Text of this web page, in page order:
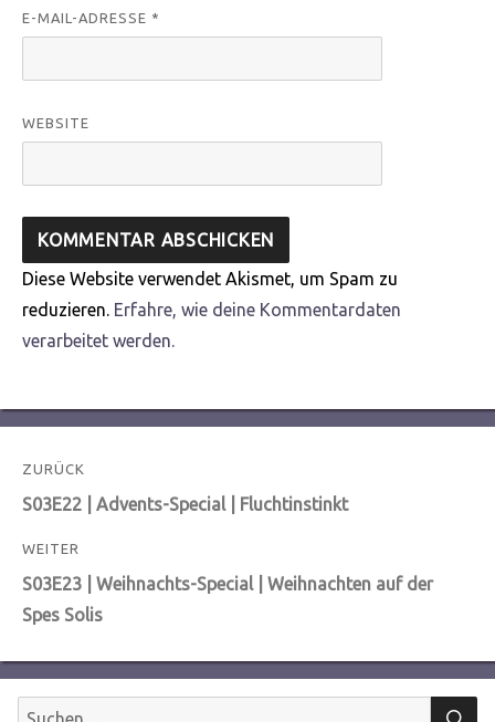
E-MAIL-ADRESSE *
WEBSITE
Diese Website verwendet Akismet, um Spam zu
reduzieren. Erfahre, wie deine Kommentardaten
verarbeitet werden.
Beitragsnavigation
ZURÜCK
Vorheriger
S03E22 | Advents-Special | Fluchtinstinkt
WEITER
Nächster
Beitrag:
S03E23 | Weihnachts-Special | Weihnachten auf der
Spes Solis
Suchen